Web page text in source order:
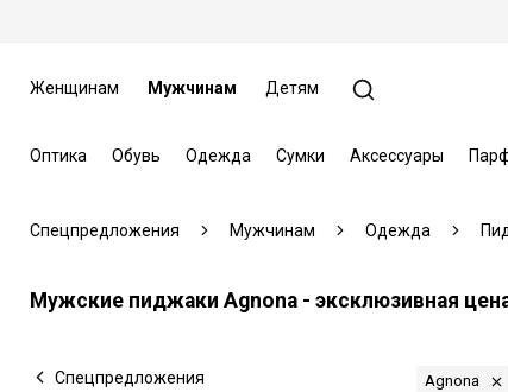
Женщинам Мужчинам Детям
Оптика Обувь Одежда Сумки Аксессуары
Спецпредложения Мужчинам Одежда
Мужские пиджаки Agnona - эксклюзивная
Спецпредложения Agnona